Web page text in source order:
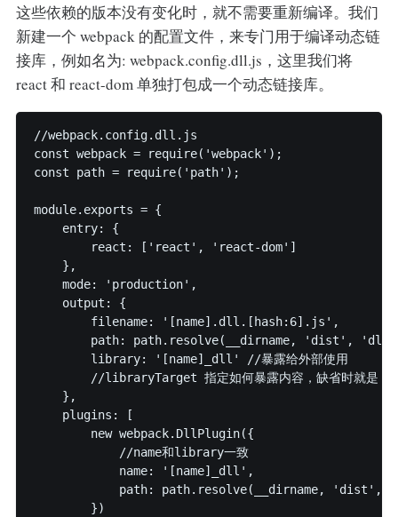
这些依赖的版本没有变化时，就不需要重新编译。我们
新建一个 webpack 的配置文件，来专门用于编译动态链
接库，例如名为: webpack.config.dll.js，这里我们将
react 和 react-dom 单独打包成一个动态链接库。
//webpack.config.dll.js
const webpack = require('webpack');
const path = require('path');
module.exports = {
entry: {
react: ['react', 'react-dom']
},
mode: 'production',
output: {
filename: '[name].dll.[hash:6].js',
path: path.resolve(__dirname, 'dist',
library: '[name]_dll' //暴露给外部使用
//libraryTarget 指定如何暴露内容，缺省时就是
},
plugins: [
new webpack.DllPlugin({
//name和library一致
name: '[name]_dll',
path: path.resolve(__dirname, 'dist', 'dll',
})